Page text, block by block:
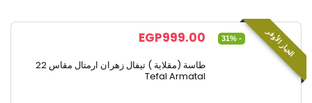
الخيار الأوفر - 31%
EGP999.00
طاسة (مقلاية ) تيفال زهران ارمتال مقاس 22
Tefal Armatal